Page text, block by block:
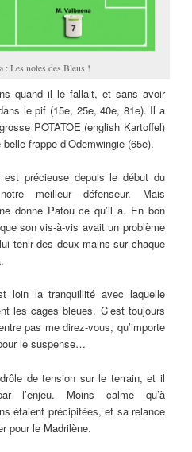
: Les notes des Bleus !
quand il le fallait, et sans avoir
le pif (15e, 25e, 40e, 81e). Il a
POTATOE (english Kartoffel)
frappe d’Odemwingie (65e).
précieuse depuis le début du
meilleur défenseur. Mais
donne Patou ce qu’il a. En bon
son vis-à-vis avait un problème
tenir des deux mains sur chaque
loin la tranquillité avec laquelle
les cages bleues. C’est toujours
pas me direz-vous, qu’importe
le suspense…
de tension sur le terrain, et il
l’enjeu. Moins calme qu’à
étaient précipitées, et sa relance
pour le Madrilène.